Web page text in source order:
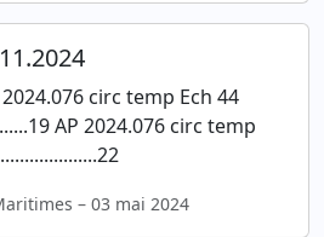
2024.076 circ temp Ech 44
AP 2024.076 circ temp
– 03 mai 2024